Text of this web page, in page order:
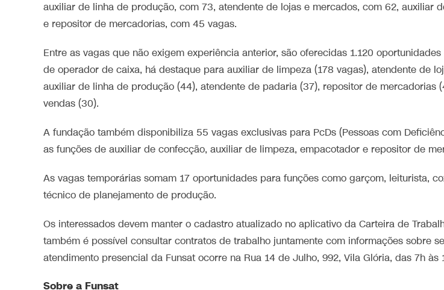
auxiliar de linha de produção, com 73, atendente de lojas e mercados, com 62, auxiliar
e repositor de mercadorias, com 45 vagas.
Entre as vagas que não exigem experiência anterior, são oferecidas 1.120
de operador de caixa, há destaque para auxiliar de limpeza (178 vagas), atendente de
auxiliar de linha de produção (44), atendente de padaria (37), repositor de mercadorias
vendas (30).
A fundação também disponibiliza 55 vagas exclusivas para PcDs (Pessoas com
as funções de auxiliar de confecção, auxiliar de limpeza, empacotador e repositor de
As vagas temporárias somam 17 oportunidades para funções como garçom, leiturista,
técnico de planejamento de produção.
Os interessados devem manter o cadastro atualizado no aplicativo da Carteira de
também é possível consultar contratos de trabalho juntamente com informações sobre
atendimento presencial da Funsat ocorre na Rua 14 de Julho, 992, Vila Glória, das 7h às
Sobre a Funsat